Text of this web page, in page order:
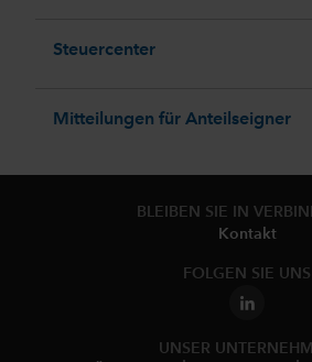
Steuercenter
Mitteilungen für Anteilseigner
BLEIBEN SIE IN
Kontakt
FOLGEN SIE UNS
UNSER